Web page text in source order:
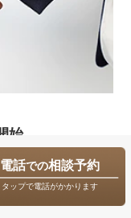
始
ば契約締結になり
トをさせていた
電話での相談予約
タップで電話がかかります